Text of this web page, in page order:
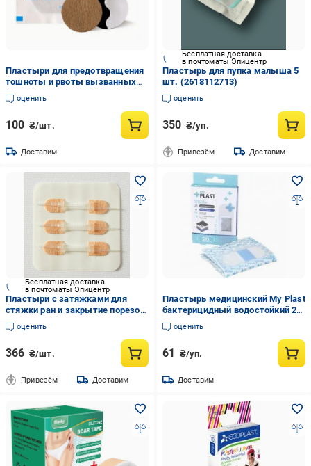
Пластыри для предотвращения
тошноты и рвоты вызванных
укачиванием 10 шт.
оценить
100 ₴/шт.
Доставим
Бесплатная доставка
в почтоматы Эпицентр
Пластырь для пупка малыша 5
шт. (2618112713)
оценить
350 ₴/уп.
Привезём Доставим
Бесплатная доставка
в почтоматы Эпицентр
Пластыри с затяжками для
стяжки ран и закрытие порезов
и ссадин 9х2 см (U9262)
оценить
366 ₴/шт.
Привезём Доставим
Пластырь медицинский My Plast
бактерицидный водостойкий 25
мм x 72 мм стерильные 20 шт.
оценить
61 ₴/уп.
Доставим